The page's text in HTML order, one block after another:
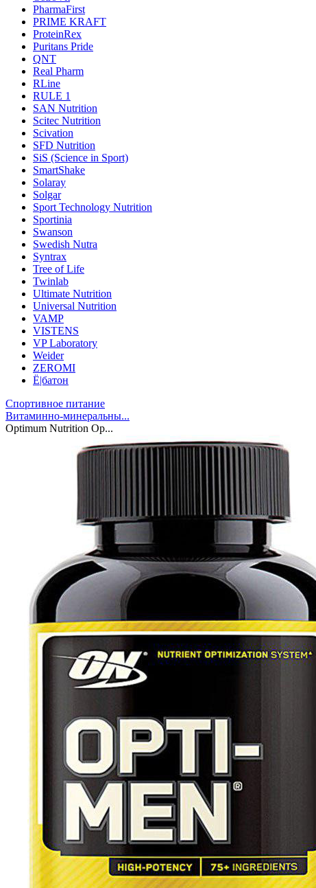
PharmaFirst
PRIME KRAFT
ProteinRex
Puritans Pride
QNT
Real Pharm
RLine
RULE 1
SAN Nutrition
Scitec Nutrition
Scivation
SFD Nutrition
SiS (Science in Sport)
SmartShake
Solaray
Solgar
Sport Technology Nutrition
Sportinia
Swanson
Swedish Nutra
Syntrax
Tree of Life
Twinlab
Ultimate Nutrition
Universal Nutrition
VAMP
VISTENS
VP Laboratory
Weider
ZEROMI
Ё|батон
Спортивное питание
Витаминно-минеральны...
Optimum Nutrition Op...